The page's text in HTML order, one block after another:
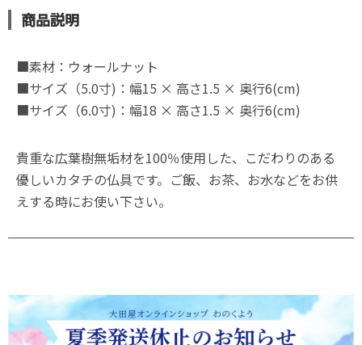
商品説明
■素材：ウォールナット
■サイズ（5.0寸)：幅15 × 高さ1.5 × 奥行6(cm)
■サイズ（6.0寸)：幅18 × 高さ1.5 × 奥行6(cm)
貴重な広葉樹無垢材を100％使用した、こだわりのある
優しいカタチの仏具です。ご飯、お茶、お水などをお供
えする時にお使い下さい。